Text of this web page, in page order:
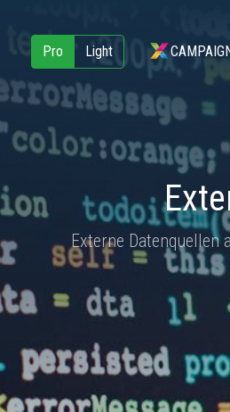
Pro Light
Externe Datenquellen